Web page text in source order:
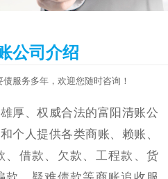
公司介绍
服务多年，欢迎您随时咨询！
厚、权威合法的富阳清账公
个人提供各类商账、赖账、
、借款、欠款、工程款、货